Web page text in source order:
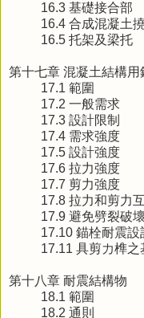
16.3 基礎接合部
16.4 合成混凝土
16.5 托架及梁托
第十七章 混凝土結構用
17.1 範圍
17.2 一般需求
17.3 設計限制
17.4 需求強度
17.5 設計強度
17.6 拉力強度
17.7 剪力強度
17.8 拉力和剪力
17.9 避免劈裂破
17.10 錨栓耐震設
17.11 具剪力榫之
第十八章 耐震結構物
18.1 範圍
18.2 通則